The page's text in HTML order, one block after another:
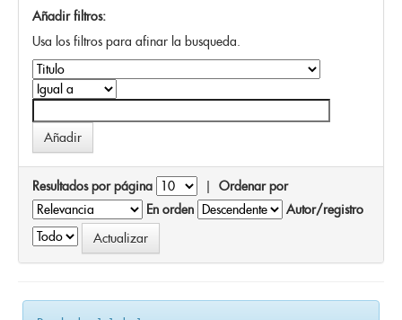
Añadir filtros:
Usa los filtros para afinar la busqueda.
Resultados por página | Ordenar por
En orden
Autor/registro